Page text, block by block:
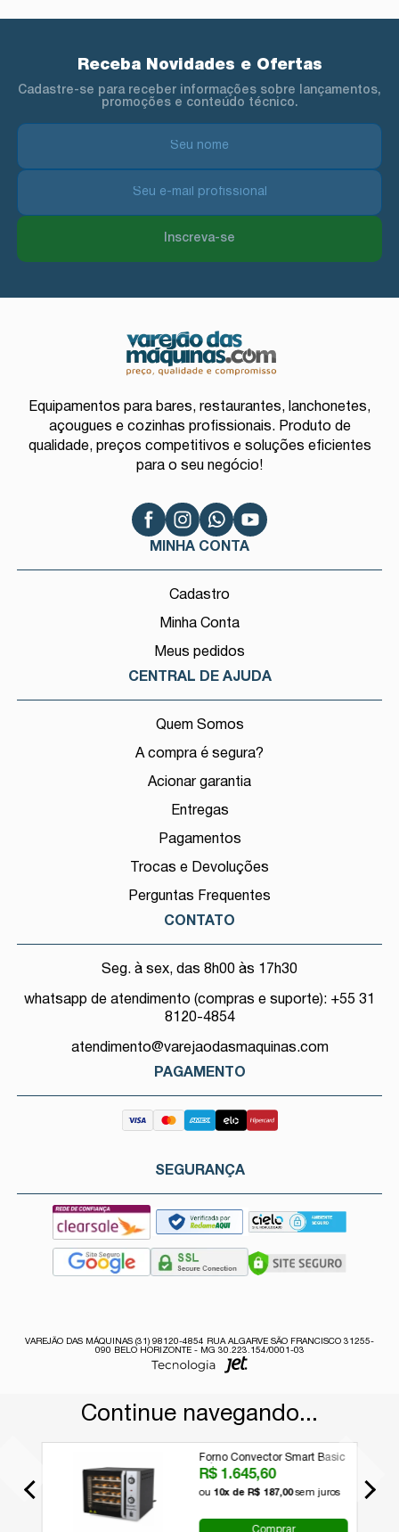
Receba Novidades e Ofertas
Cadastre-se para receber informações sobre lançamentos,
promoções e conteúdo técnico.
Inscreva-se
Equipamentos para bares, restaurantes, lanchonetes,
açougues e cozinhas profissionais. Produto de
qualidade, preços competitivos e soluções eficientes
para o seu negócio!
MINHA CONTA
Cadastro
Minha Conta
Meus pedidos
CENTRAL DE AJUDA
Quem Somos
A compra é segura?
Acionar garantia
Entregas
Pagamentos
Trocas e Devoluções
Perguntas Frequentes
CONTATO
Seg. à sex, das 8h00 às 17h30
whatsapp de atendimento (compras e suporte): +55 31
8120-4854
atendimento@varejaodasmaquinas.com
PAGAMENTO
SEGURANÇA
VAREJÃO DAS MÁQUINAS (31) 98120-4854 RUA ALGARVE SÃO FRANCISCO 31255-
090 BELO HORIZONTE - MG 30.223.154/0001-03